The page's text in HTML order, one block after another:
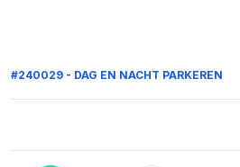
#240029 - DAG EN NACHT PARKEREN